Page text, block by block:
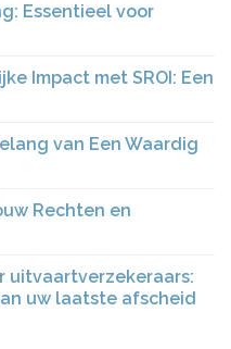
Essentieel voor
Impact met SROI: Een
van Een Waardig
Rechten en
uitvaartverzekeraars:
uw laatste afscheid